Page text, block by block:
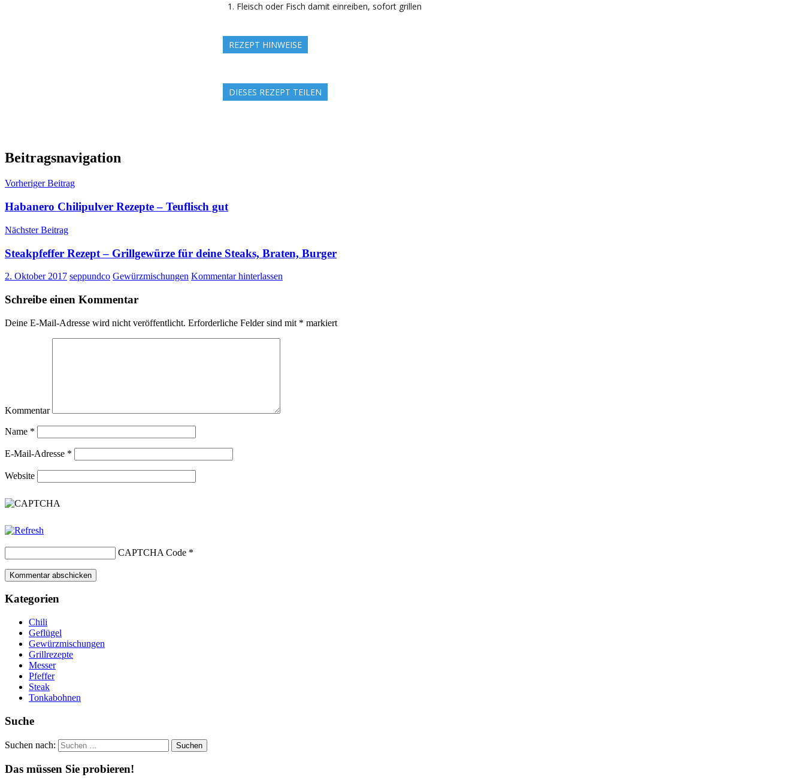
Fleisch oder Fisch damit einreiben, sofort grillen
REZEPT HINWEISE
DIESES REZEPT TEILEN
Beitragsnavigation
Vorheriger Beitrag
Habanero Chilipulver Rezepte – Teuflisch gut
Nächster Beitrag
Steakpfeffer Rezept – Grillgewürze für deine Steaks, Braten, Burger
2. Oktober 2017 seppundco Gewürzmischungen Kommentar hinterlassen
Schreibe einen Kommentar
Deine E-Mail-Adresse wird nicht veröffentlicht. Erforderliche Felder sind mit * markiert
Kommentar
Name *
E-Mail-Adresse *
Website
CAPTCHA Code *
Kategorien
Chili
Geflügel
Gewürzmischungen
Grillrezepte
Messer
Pfeffer
Steak
Tonkabohnen
Suche
Suchen nach: Suchen
Das müssen Sie probieren!